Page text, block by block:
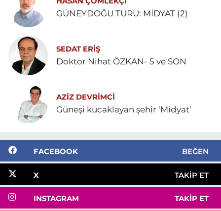
GÜNEYDOĞU TURU: MİDYAT (2)
SEDAT ERİŞ
Doktor Nihat ÖZKAN- 5 ve SON
AZIZ DEVRIMCI
Güneşi kucaklayan şehir ‘Midyat’
FACEBOOK BEĞEN
X TAKIP ET
INSTAGRAM TAKIP ET